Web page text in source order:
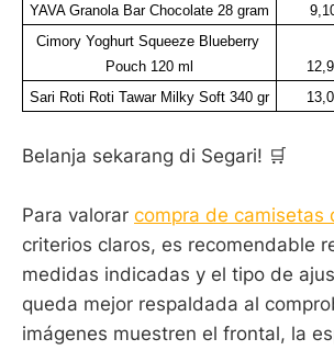
YAVA Granola Bar Chocolate 28 gram
Cimory Yoghurt Squeeze Blueberry
Pouch 120 ml
Sari Roti Roti Tawar Milky Soft 340 gr
Belanja sekarang di Segari! 🛒
Para valorar compra de camisetas
criterios claros, es recomendable
medidas indicadas y el tipo de
queda mejor respaldada al
imágenes muestren el frontal, la